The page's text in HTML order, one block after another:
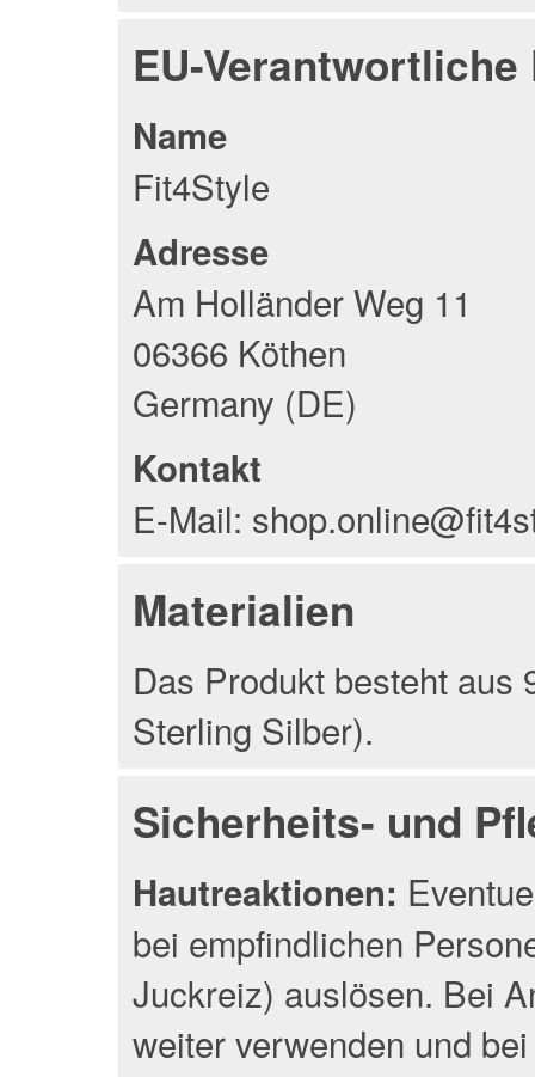
EU-Verantwortliche
Name
Fit4Style
Adresse
Am Holländer Weg 11
06366 Köthen
Germany (DE)
Kontakt
E-Mail:
Materialien
Das Produkt besteht aus
Sterling Silber).
Sicherheits- und
Hautreaktionen:
bei empfindlichen
Juckreiz) auslösen. Bei
weiter verwenden und